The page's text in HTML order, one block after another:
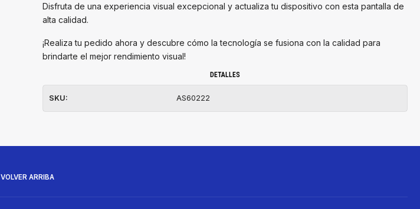
Disfruta de una experiencia visual excepcional y actualiza tu dispositivo con esta pantalla de
alta calidad.
¡Realiza tu pedido ahora y descubre cómo la tecnología se fusiona con la calidad para
brindarte el mejor rendimiento visual!
DETALLES
SKU: AS60222
VOLVER ARRIBA